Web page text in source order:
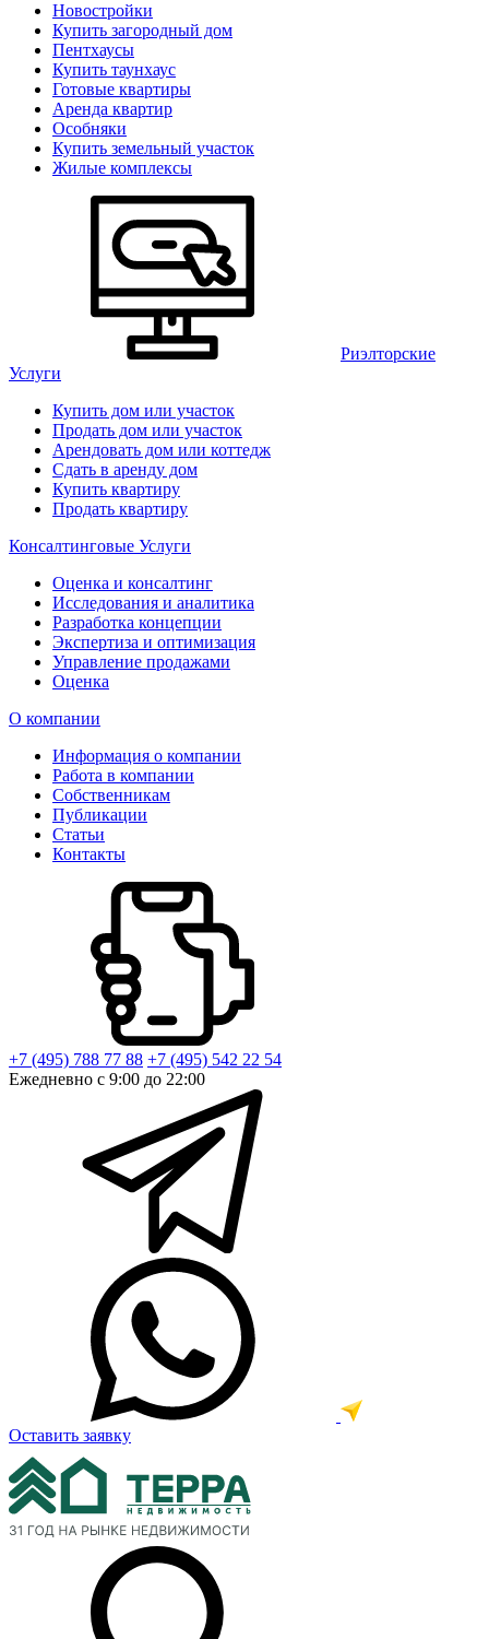
Новостройки
Купить загородный дом
Пентхаусы
Купить таунхаус
Готовые квартиры
Аренда квартир
Особняки
Купить земельный участок
Жилые комплексы
Риэлторские
Услуги
Купить дом или участок
Продать дом или участок
Арендовать дом или коттедж
Сдать в аренду дом
Купить квартиру
Продать квартиру
Консалтинговые Услуги
Оценка и консалтинг
Исследования и аналитика
Разработка концепции
Экспертиза и оптимизация
Управление продажами
Оценка
О компании
Информация о компании
Работа в компании
Собственникам
Публикации
Статьи
Контакты
+7 (495) 788 77 88 +7 (495) 542 22 54
Ежедневно с 9:00 до 22:00
Оставить заявку